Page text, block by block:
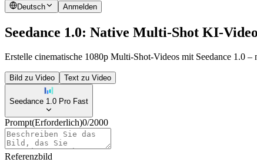
Deutsch Anmelden
Seedance 1.0: Native Multi-Shot KI-
Erstelle cinematische 1080p Multi-Shot-Videos mit Seedance 1.0
Bild zu Video Text zu Video
Seedance 1.0 Pro Fast
Prompt(Erforderlich)0/2000
Referenzbild